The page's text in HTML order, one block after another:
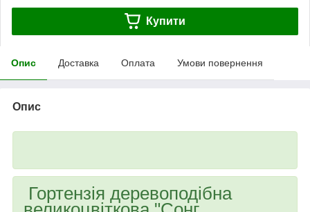
Купити
Опис Доставка Оплата Умови повернення
Опис
Гортензія деревоподібна